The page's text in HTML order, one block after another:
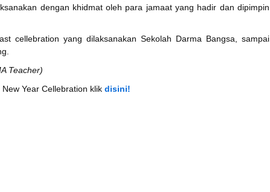
dengan khidmat oleh para jamaat yang hadir dan dipimpin
cellebration yang dilaksanakan Sekolah Darma Bangsa, sampai
Teacher)
Year Cellebration klik disini!